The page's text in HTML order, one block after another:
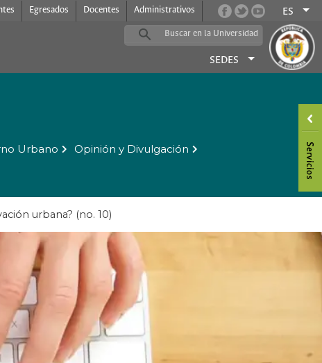
Egresados Docentes Administrativos ES
SEDES
Urbano Opinión y Divulgación
urbana? (no. 10)